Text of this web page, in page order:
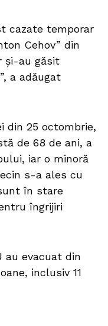
cazate temporar
Cehov” din
și-au găsit
a adăugat
din 25 octombrie,
de 68 de ani, a
iar o minoră
s-a ales cu
în stare
îngrijiri
au evacuat din
inclusiv 11